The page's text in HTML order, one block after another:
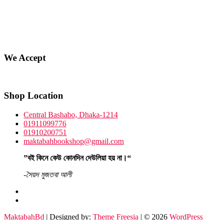
We Accept
Shop Location
Central Bashabo, Dhaka-1214
01911099776
01910200751
maktabahbookshop@gmail.com
”বই কিনে কেউ কোনদিন দেউলিয়া হয় না।“
-সৈয়দ মুজতবা আলী
MaktabahBd | Designed by: Theme Freesia | © 2026 WordPress